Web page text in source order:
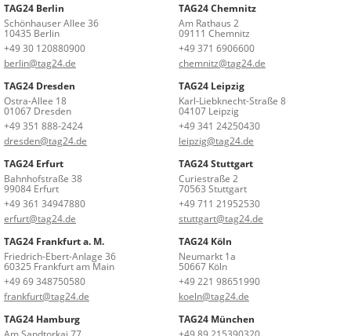
TAG24 Berlin
Schönhauser Allee 36
10435 Berlin
+49 30 120880900
berlin@tag24.de
TAG24 Chemnitz
Am Rathaus 2
09111 Chemnitz
+49 371 6906600
chemnitz@tag24.de
TAG24 Dresden
Ostra-Allee 18
01067 Dresden
+49 351 888-2424
dresden@tag24.de
TAG24 Leipzig
Karl-Liebknecht-Straße 8
04107 Leipzig
+49 341 24250430
leipzig@tag24.de
TAG24 Erfurt
Bahnhofstraße 38
99084 Erfurt
+49 361 34947880
erfurt@tag24.de
TAG24 Stuttgart
Curiestraße 2
70563 Stuttgart
+49 711 21952530
stuttgart@tag24.de
TAG24 Frankfurt a. M.
Friedrich-Ebert-Anlage 36
60325 Frankfurt am Main
+49 69 348750580
frankfurt@tag24.de
TAG24 Köln
Neumarkt 1a
50667 Köln
+49 221 98651990
koeln@tag24.de
TAG24 Hamburg
TAG24 München